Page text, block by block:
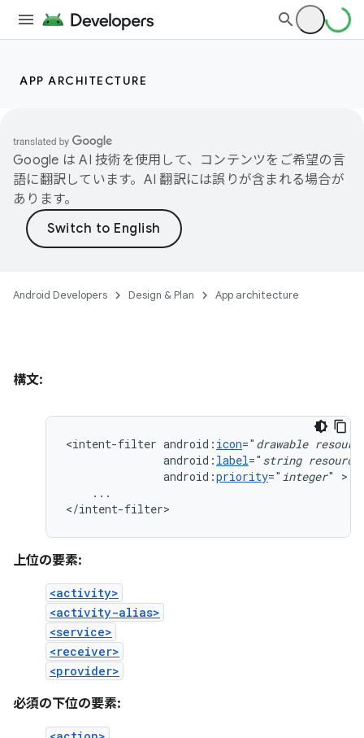
APP ARCHITECTURE
Google は AI 技術を使用して、コンテンツをご希望の言
語に翻訳しています。AI 翻訳には誤りが含まれる場合が
あります。
Android Developers Design & Plan App architecture
構文:
<intent-filter android: icon=" drawable
android: label=" string resource
android:priority=" integer"
...
</intent-filter>
上位の要素:
<activity>
<activity-alias>
<service>
<receiver>
<provider>
必須の下位の要素: